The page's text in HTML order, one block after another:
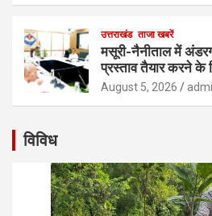
उत्तराखंड ताजा खबरें
मसूरी-नैनीताल में
प्रस्ताव तैयार करने के
August 5, 2026
विविध